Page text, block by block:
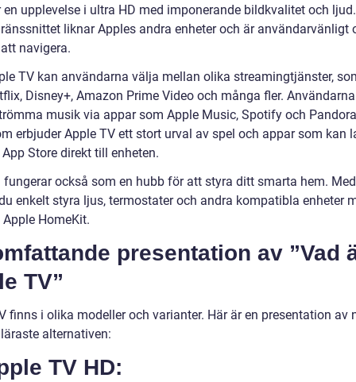
en upplevelse i ultra HD med imponerande bildkvalitet och ljud.
liknar Apples andra enheter och är användarvänligt
navigera.
TV kan användarna välja mellan olika streamingtjänster,
Disney+, Amazon Prime Video och många fler.
musik via appar som Apple Music, Spotify och
erbjuder Apple TV ett stort urval av spel och appar som kan
Store direkt till enheten.
fungerar också som en hubb för att styra ditt smarta hem.
enkelt styra ljus, termostater och andra kompatibla enheter
HomeKit.
presentation av ”Vad
TV”
finns i olika modeller och varianter. Här är en presentation av
alternativen:
TV HD: